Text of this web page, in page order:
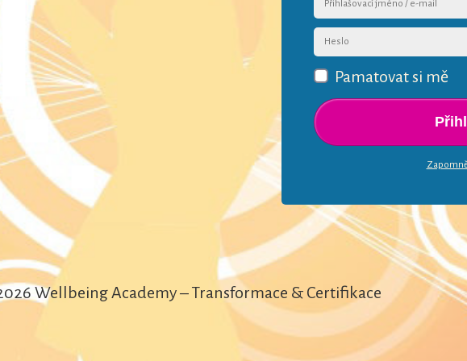
Pamatovat si mě
Wellbeing Academy – Transformace & Certifikace